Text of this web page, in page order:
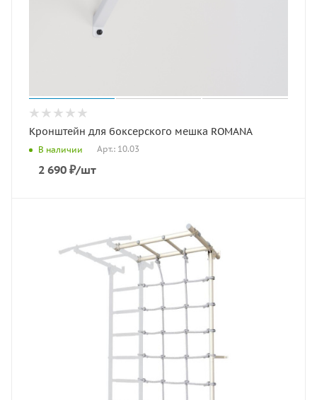
Кронштейн для боксерского мешка ROMANA
В наличии Арт.: 10.03
2 690 ₽/шт